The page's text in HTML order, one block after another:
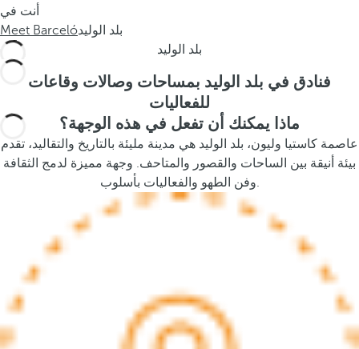
t
h
p
p
a
s
f
o
أنت في
Meet Barcelóبلد الوليد
بلد الوليد
فنادق في بلد الوليد بمساحات وصالات وقاعات
للفعاليات
ماذا يمكنك أن تفعل في هذه الوجهة؟
عاصمة كاستيا وليون، بلد الوليد هي مدينة مليئة بالتاريخ والتقاليد، تقدم
بيئة أنيقة بين الساحات والقصور والمتاحف. وجهة مميزة لدمج الثقافة
وفن الطهو والفعاليات بأسلوب.